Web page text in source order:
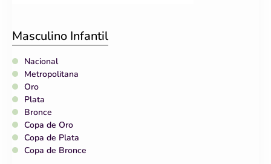
Masculino Infantil
Nacional
Metropolitana
Oro
Plata
Bronce
Copa de Oro
Copa de Plata
Copa de Bronce